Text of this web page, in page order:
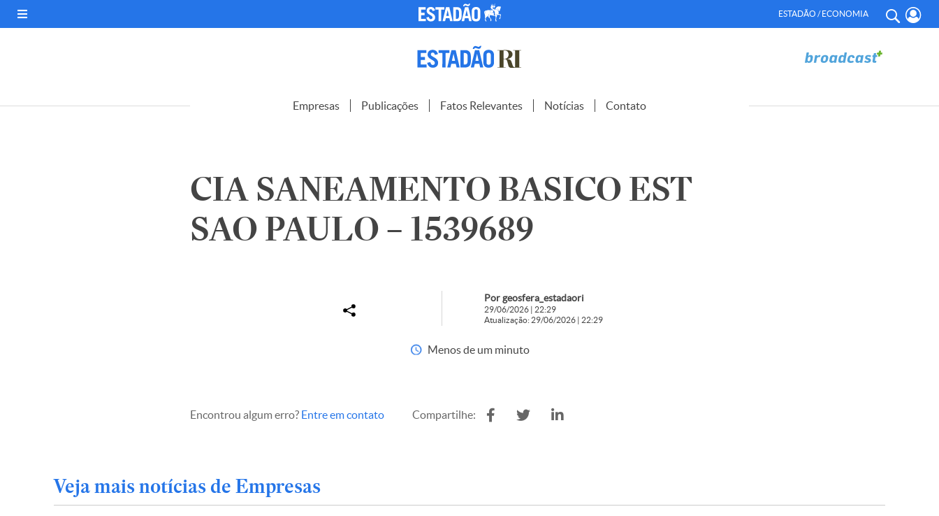
ESTADÃO / ECONOMIA
Empresas Publicações Fatos Relevantes Notícias Contato
CIA SANEAMENTO BASICO EST
SAO PAULO – 1539689
Por geosfera_estadaori
29/06/2026 | 22:29
Atualização: 29/06/2026 | 22:29
Menos de um minuto
Encontrou algum erro? Entre em contato Compartilhe:
Veja mais notícias de Empresas